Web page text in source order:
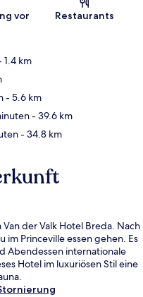
vor
Restaurants
1.4 km
- 5.6 km
- 39.6 km
- 34.8 km
der Valk Hotel Breda. Nach
Princeville essen gehen. Es
Abendessen internationale
Hotel im luxuriösen Stil eine